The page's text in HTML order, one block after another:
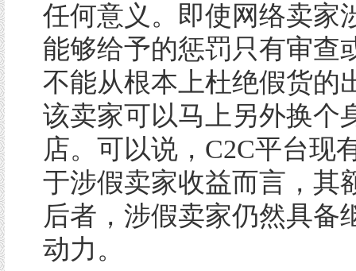
任何意义。即使网络卖家
能够给予的惩罚只有审查
不能从根本上杜绝假货的
该卖家可以马上另外换个
店。可以说，C2C平台现
于涉假卖家收益而言，其
后者，涉假卖家仍然具备
动力。